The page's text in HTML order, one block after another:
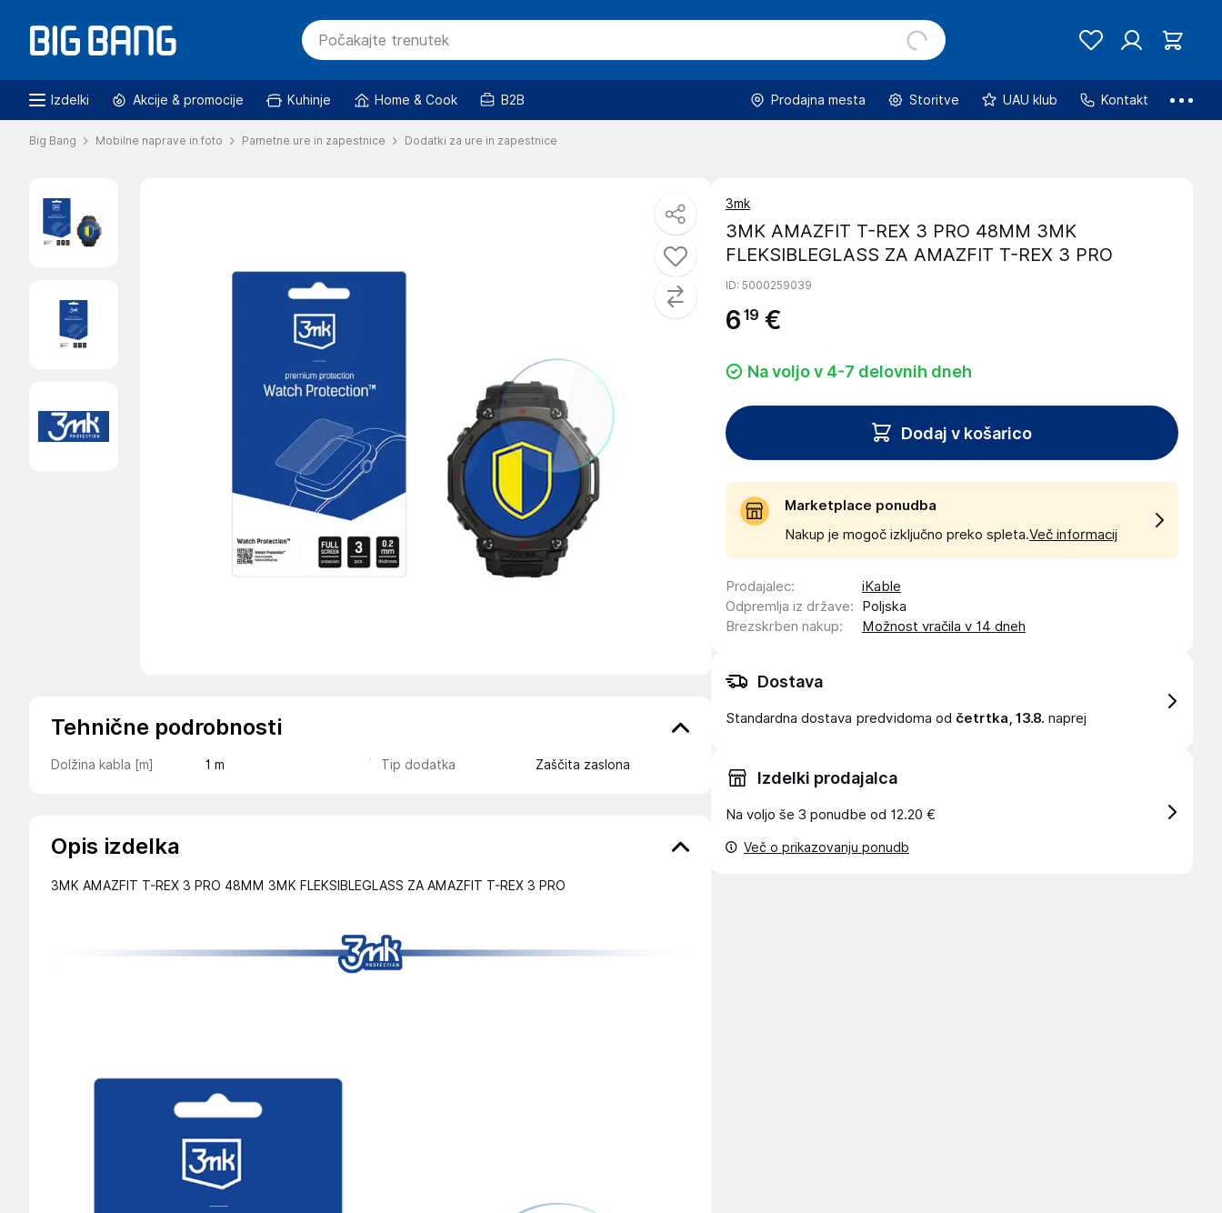
Izdelki Akcije & promocije Kuhinje Home & Cook B2B Prodajna mesta Storitve UAU klub Kontakt
Big Bang Mobilne naprave in foto Pametne ure in zapestnice Dodatki za ure in zapestnice
Tehnične podrobnosti
Dolžina kabla [m] 1 m Tip dodatka Zaščita zaslona
Opis izdelka
3MK AMAZFIT T-REX 3 PRO 48MM 3MK FLEKSIBLEGLASS ZA AMAZFIT T-REX 3 PRO
3mk
3MK AMAZFIT T-REX 3 PRO 48MM 3MK
FLEKSIBLEGLASS ZA AMAZFIT T-REX 3 PRO
ID: 5000259039
6 19 €
Na voljo v 4-7 delovnih dneh
Dodaj v košarico
Marketplace ponudba
Nakup je mogoč izključno preko spleta.Več informacij
Prodajalec:
iKable
Odpremlja iz države:
Poljska
Brezskrben nakup: Možnost vračila v 14 dneh
Dostava
Standardna dostava predvidoma od četrtka, 13.8. naprej
Izdelki prodajalca
Na voljo še 3 ponudbe od 12.20 €
Več o prikazovanju ponudb